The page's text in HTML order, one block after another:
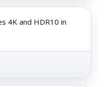
4K and HDR10 in